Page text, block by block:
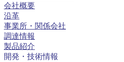
会社概要
沿革
事業所・関係会社
調達情報
製品紹介
開発・技術情報